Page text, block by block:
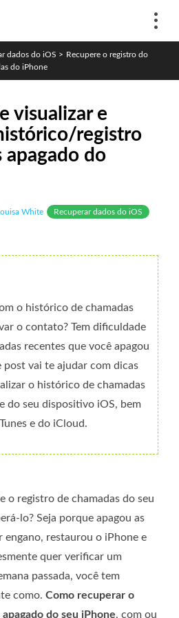
dados do iOS > Recupere o registro do
do iPhone
visualizar e
registro
apagado do
White Recuperar dados do iOS
o histórico de chamadas
o contato? Tem dificuldade
recentes que você apagou
post vai te ajudar com dicas
o histórico de chamadas
do seu dispositivo iOS, bem
e do iCloud.
o registro de chamadas do seu
lo? Seja porque apagou as
engano, restaurou o iPhone e
quer verificar um
passada, você tem
como. Como recuperar o
do seu iPhone, com ou